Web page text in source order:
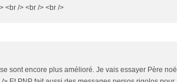
<br /> <br /> <br />
sont encore plus amélioré. Je vais essayer Père noël